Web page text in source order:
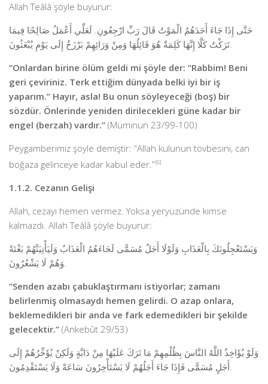
Allah Teâlâ şöyle buyurur:
حَتَّى إِذَا جَاءَ أَحَدَهُمُ الْمَوْتُ قَالَ رَبِّ ارْجِعُونِ. لَعَلِّي أَعْمَلُ صَالِحًا فِيمَا
تَرَكْتُ كَلَّا إِنَّهَا كَلِمَةٌ هُوَ قَائِلُهَا وَمِنْ وَرَائِهِمْ بَرْزَخٌ إِلَى يَوْمِ يُبْعَثُونَ.
“Onlardan birine ölüm geldi mi şöyle der: “Rabbim! Beni
geri çeviriniz. Terk ettiğim dünyada belki iyi bir iş
yaparım.” Hayır, asla! Bu onun söyleyeceği (boş) bir
sözdür. Önlerinde yeniden dirilecekleri güne kadar bir
engel (berzah) vardır.” (Müminun 23/99-100)
Peygamberimiz şöyle demiştir: “Allah kulunun tövbesini, can
boğaza gelinceye kadar kabul eder.”[6]
1.1.2. Cezanın Gelişi
Allah, cezayı hemen vermez. Yoksa yeryüzünde kimse
kalmazdı. Allah Teâlâ şöyle buyurur:
وَيَسْتَعْجِلُونَكَ بِالْعَذَابِ وَلَوْلَا أَجَلٌ مُسَمًّى لَجَاءَهُمُ الْعَذَابُ وَلَيَأْتِيَنَّهُمْ بَغْتَةً
وَهُمْ لَا يَشْعُرُونَ.
“Senden azabı çabuklaştırmanı istiyorlar; zamanı
belirlenmiş olmasaydı hemen gelirdi. O azap onlara,
beklemedikleri bir anda ve fark edemedikleri bir şekilde
gelecektir.” (Ankebût 29/53)
وَلَوْ يُؤَاخِذُ اللَّهُ النَّاسَ بِظُلْمِهِمْ مَا تَرَكَ عَلَيْهَا مِنْ دَابَّةٍ وَلَكِنْ يُؤَخِّرُهُمْ إِلَى
أَجَلٍ مُسَمًّى فَإِذَا جَاءَ أَجَلُهُمْ لَا يَسْتَأْخِرُونَ سَاعَةً وَلَا يَسْتَقْدِمُونَ.